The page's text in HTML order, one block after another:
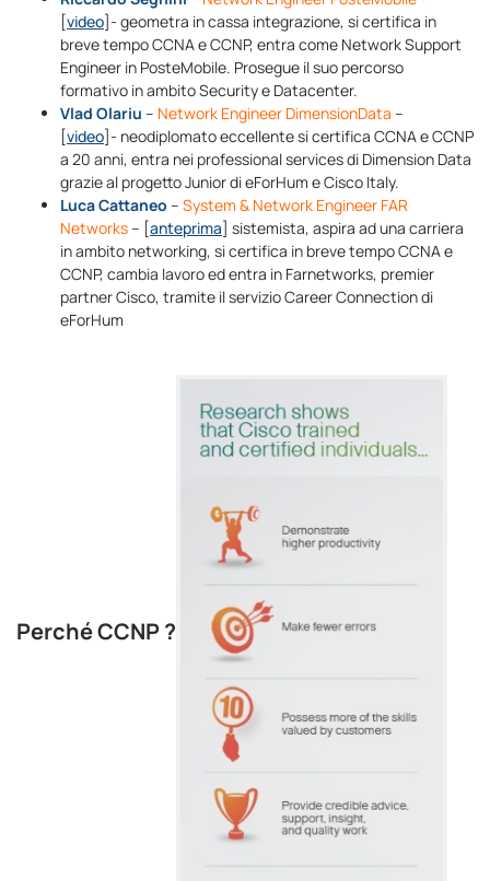
[video]- geometra in cassa integrazione, si certifica in
breve tempo CCNA e CCNP, entra come Network Support
Engineer in PosteMobile. Prosegue il suo percorso
formativo in ambito Security e Datacenter.
Vlad Olariu – Network Engineer DimensionData –
[video]- neodiplomato eccellente si certifica CCNA e CCNP
a 20 anni, entra nei professional services di Dimension Data
grazie al progetto Junior di eForHum e Cisco Italy.
Luca Cattaneo – System & Network Engineer FAR
Networks– [anteprima] sistemista, aspira ad una carriera
in ambito networking, si certifica in breve tempo CCNA e
CCNP, cambia lavoro ed entra in Farnetworks, premier
partner Cisco, tramite il servizio Career Connection di
eForHum
Perché CCNP ?